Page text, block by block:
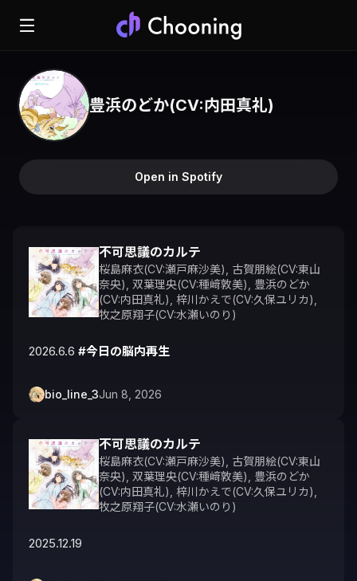
豊浜のどか(CV:内田真礼)
Open in Spotify
不可思議のカルテ
桜島麻衣(CV:瀬戸麻沙美)
古賀朋絵(CV:東山
奈央) 双葉理央(CV:種﨑敦美)
豊浜のどか
(CV:内田真礼) 梓川かえで(CV:久保ユリカ)
牧之原翔子(CV:水瀬いのり)
2026.6.6 #今日の脳内再生
bio_line_3Jun 8, 2026
不可思議のカルテ
桜島麻衣(CV:瀬戸麻沙美)
古賀朋絵(CV:東山
奈央) 双葉理央(CV:種﨑敦美)
豊浜のどか
(CV:内田真礼) 梓川かえで(CV:久保ユリカ)
牧之原翔子(CV:水瀬いのり)
2025.12.19